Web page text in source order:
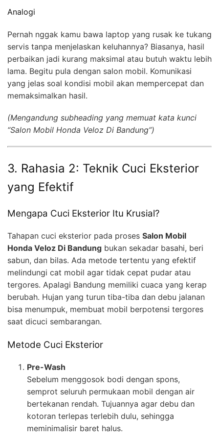
Analogi
Pernah nggak kamu bawa laptop yang rusak ke tukang
servis tanpa menjelaskan keluhannya? Biasanya, hasil
perbaikan jadi kurang maksimal atau butuh waktu lebih
lama. Begitu pula dengan salon mobil. Komunikasi
yang jelas soal kondisi mobil akan mempercepat dan
memaksimalkan hasil.
(Mengandung subheading yang memuat kata kunci
“Salon Mobil Honda Veloz Di Bandung”)
3. Rahasia 2: Teknik Cuci Eksterior
yang Efektif
Mengapa Cuci Eksterior Itu Krusial?
Tahapan cuci eksterior pada proses Salon Mobil
Honda Veloz Di Bandung bukan sekadar basahi, beri
sabun, dan bilas. Ada metode tertentu yang efektif
melindungi cat mobil agar tidak cepat pudar atau
tergores. Apalagi Bandung memiliki cuaca yang kerap
berubah. Hujan yang turun tiba-tiba dan debu jalanan
bisa menumpuk, membuat mobil berpotensi tergores
saat dicuci sembarangan.
Metode Cuci Eksterior
Pre-Wash
Sebelum menggosok bodi dengan spons,
semprot seluruh permukaan mobil dengan air
bertekanan rendah. Tujuannya agar debu dan
kotoran terlepas terlebih dulu, sehingga
meminimalisir baret halus.